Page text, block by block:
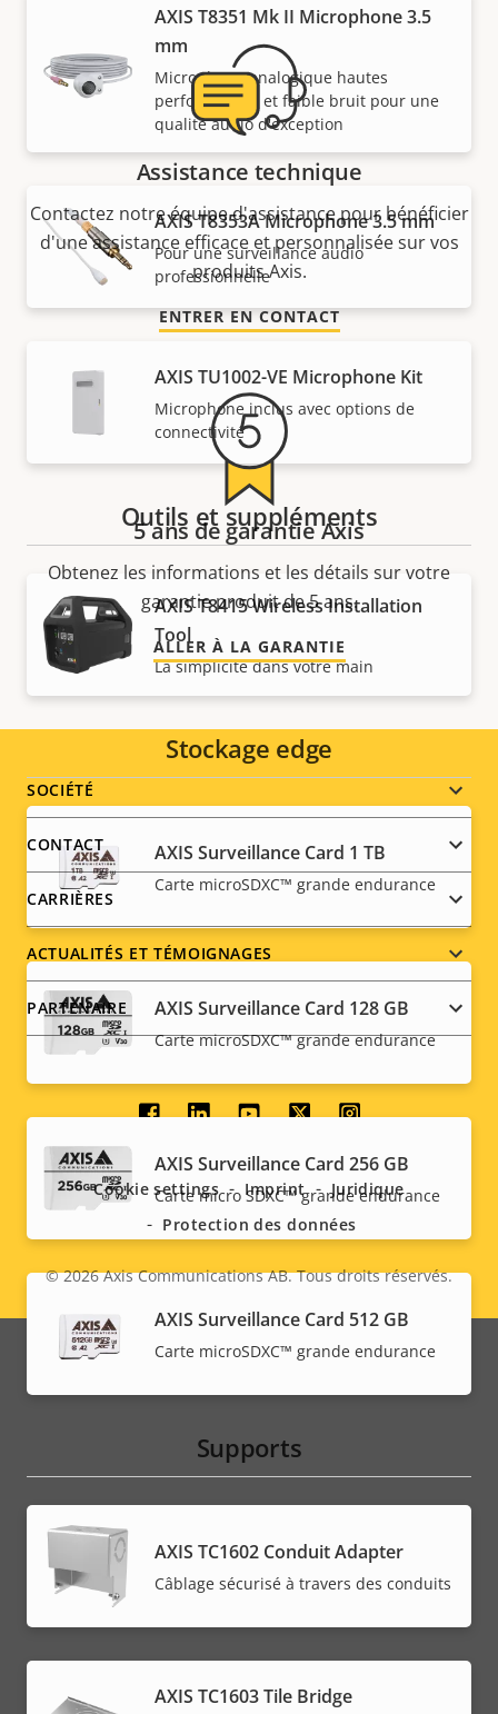
AXIS T8351 Mk II Microphone 3.5
mm
Microphone analogique hautes
performances et faible bruit pour une
qualité audio d'exception
AXIS T8353A Microphone 3.5 mm
Pour une surveillance audio
professionnelle
AXIS TU1002-VE Microphone Kit
Microphone inclus avec options de
connectivité
Outils et suppléments
AXIS T8415 Wireless Installation
Tool
La simplicité dans votre main
Stockage edge
AXIS Surveillance Card 1 TB
Carte microSDXC™ grande endurance
AXIS Surveillance Card 128 GB
Carte microSDXC™ grande endurance
AXIS Surveillance Card 256 GB
Carte micro SDXC™ grande endurance
AXIS Surveillance Card 512 GB
Carte microSDXC™ grande endurance
Supports
AXIS TC1602 Conduit Adapter
Câblage sécurisé à travers des conduits
AXIS TC1603 Tile Bridge
Assistance technique
Contactez notre équipe d'assistance pour bénéficier
d'une assistance efficace et personnalisée sur vos
produits Axis.
ENTRER EN CONTACT
5 ans de garantie Axis
Obtenez les informations et les détails sur votre
garantie produit de 5 ans.
ALLER À LA GARANTIE
Footer
menu
SOCIÉTÉ
CONTACT
CARRIÈRES
ACTUALITÉS ET TÉMOIGNAGES
PARTENAIRE
Social
menu
Legal
menu
© 2026Axis Communications AB. Tous droits réservés.
Cookie settings Imprint
Juridique
Protection des données